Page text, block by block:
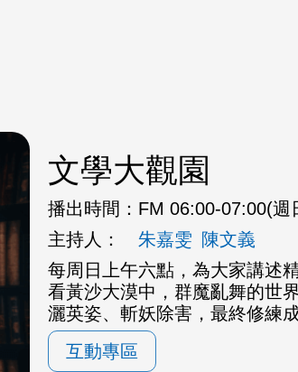
文學大觀園
播出時間： FM 06:00-07:00(週
主持人：
朱嘉雯 陳文義
每周日上午六點，為大家講述
看黃沙大漠中，群魔亂舞的世
灑英姿、斬妖除害，最終修練成
互動專區